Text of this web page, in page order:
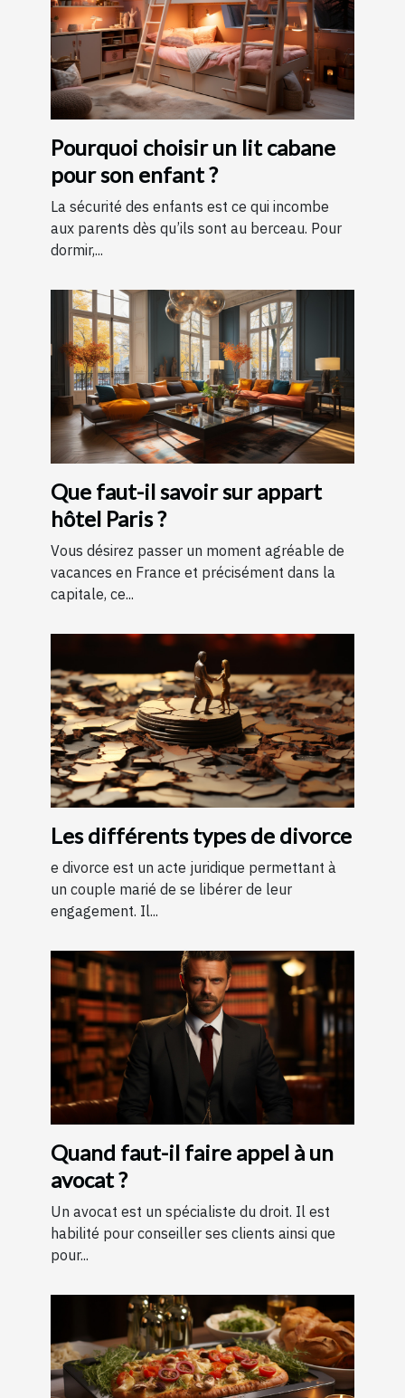
Pourquoi choisir un lit cabane
pour son enfant ?
La sécurité des enfants est ce qui incombe
aux parents dès qu’ils sont au berceau. Pour
dormir,...
Que faut-il savoir sur appart
hôtel Paris ?
Vous désirez passer un moment agréable de
vacances en France et précisément dans la
capitale, ce...
Les différents types de divorce
e divorce est un acte juridique permettant à
un couple marié de se libérer de leur
engagement. Il...
Quand faut-il faire appel à un
avocat ?
Un avocat est un spécialiste du droit. Il est
habilité pour conseiller ses clients ainsi que
pour...